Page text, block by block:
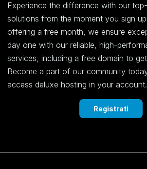
Experience the difference with our
solutions from the moment you sign
offering a free month, we ensure
day one with our reliable, high-
services, including a free domain to
Become a part of our community
access deluxe hosting in your account.
Registrati